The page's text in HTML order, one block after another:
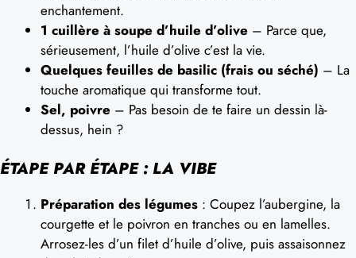
enchantement.
1 cuillère à soupe d’huile d’olive – Parce que,
sérieusement, l’huile d’olive c’est la vie.
Quelques feuilles de basilic (frais ou séché) – La
touche aromatique qui transforme tout.
Sel, poivre – Pas besoin de te faire un dessin là-
dessus, hein ?
ÉTAPE PAR ÉTAPE : LA VIBE
Préparation des légumes : Coupez l’aubergine, la
courgette et le poivron en tranches ou en lamelles.
Arrosez-les d’un filet d’huile d’olive, puis assaisonnez